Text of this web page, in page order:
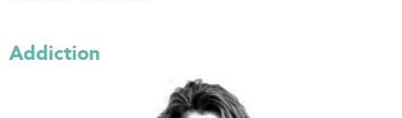
Addiction